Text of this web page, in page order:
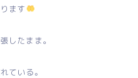
ます
したまま。
ている。